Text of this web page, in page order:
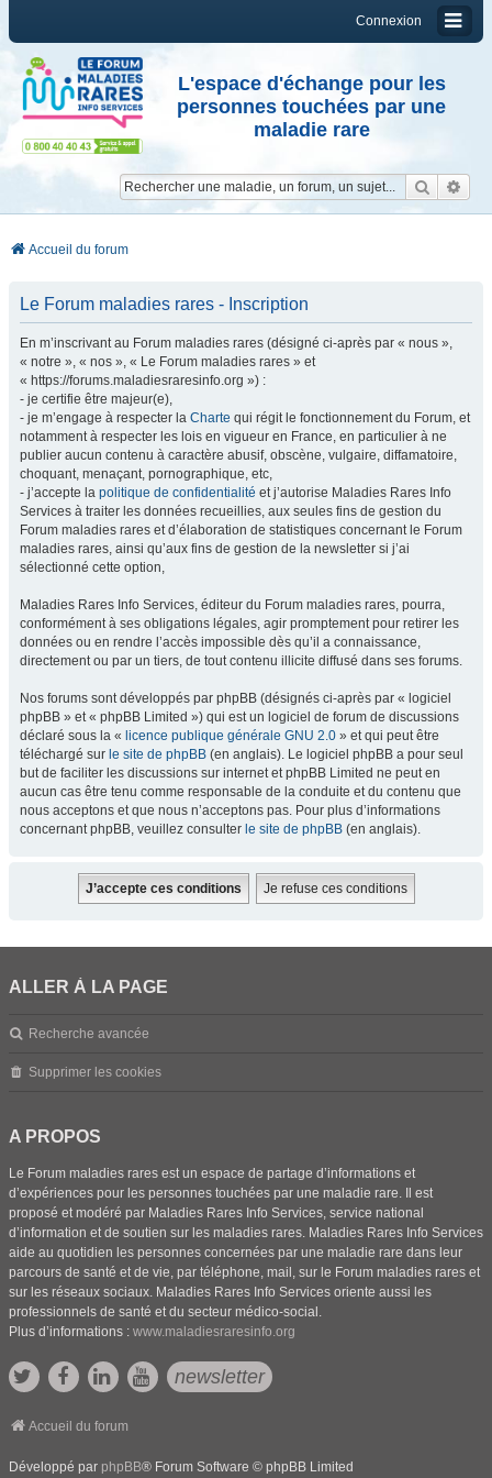
Connexion
L'espace d'échange pour les
personnes touchées par une
maladie rare
Accueil du forum
Le Forum maladies rares - Inscription
En m’inscrivant au Forum maladies rares (désigné ci-après par « nous »,
« notre », « nos », « Le Forum maladies rares » et
« https://forums.maladiesraresinfo.org ») :
- je certifie être majeur(e),
- je m’engage à respecter la Charte qui régit le fonctionnement du Forum, et
notamment à respecter les lois en vigueur en France, en particulier à ne
publier aucun contenu à caractère abusif, obscène, vulgaire, diffamatoire,
choquant, menaçant, pornographique, etc,
- j’accepte la politique de confidentialité et j’autorise Maladies Rares Info
Services à traiter les données recueillies, aux seules fins de gestion du
Forum maladies rares et d’élaboration de statistiques concernant le Forum
maladies rares, ainsi qu’aux fins de gestion de la newsletter si j’ai
sélectionné cette option,
Maladies Rares Info Services, éditeur du Forum maladies rares, pourra,
conformément à ses obligations légales, agir promptement pour retirer les
données ou en rendre l’accès impossible dès qu’il a connaissance,
directement ou par un tiers, de tout contenu illicite diffusé dans ses forums.
Nos forums sont développés par phpBB (désignés ci-après par « logiciel
phpBB » et « phpBB Limited ») qui est un logiciel de forum de discussions
déclaré sous la « licence publique générale GNU 2.0 » et qui peut être
téléchargé sur le site de phpBB (en anglais). Le logiciel phpBB a pour seul
but de faciliter les discussions sur internet et phpBB Limited ne peut en
aucun cas être tenu comme responsable de la conduite et du contenu que
nous acceptons et que nous n’acceptons pas. Pour plus d’informations
concernant phpBB, veuillez consulter le site de phpBB (en anglais).
ALLER À LA PAGE
Recherche avancée
Supprimer les cookies
A PROPOS
Le Forum maladies rares est un espace de partage d’informations et
d’expériences pour les personnes touchées par une maladie rare. Il est
proposé et modéré par Maladies Rares Info Services, service national
d’information et de soutien sur les maladies rares. Maladies Rares Info Services
aide au quotidien les personnes concernées par une maladie rare dans leur
parcours de santé et de vie, par téléphone, mail, sur le Forum maladies rares et
sur les réseaux sociaux. Maladies Rares Info Services oriente aussi les
professionnels de santé et du secteur médico-social.
Plus d’informations : www.maladiesraresinfo.org
newsletter
Accueil du forum
Développé par phpBB® Forum Software © phpBB Limited